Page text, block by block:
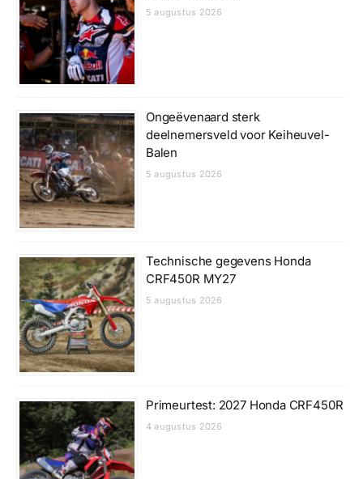
5 augustus 2026
Ongeëvenaard sterk
deelnemersveld voor Keiheuvel-
Balen
5 augustus 2026
Technische gegevens Honda
CRF450R MY27
5 augustus 2026
Primeurtest: 2027 Honda CRF450R
4 augustus 2026